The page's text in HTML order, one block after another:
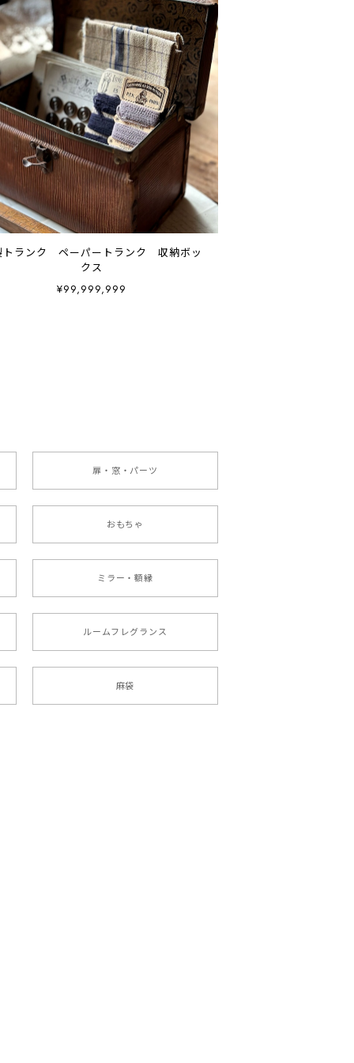
トランク ペーパートランク 収納ボッ
クス
¥99,999,999
扉・窓・パーツ
おもちゃ
ミラー・額縁
ルームフレグランス
麻袋